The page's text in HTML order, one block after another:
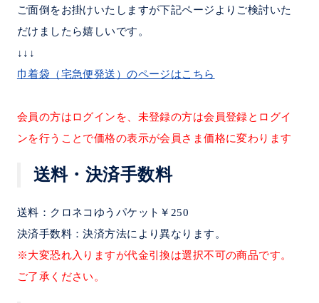
ご面倒をお掛けいたしますが下記ページよりご検討いた
だけましたら嬉しいです。
↓↓↓
巾着袋（宅急便発送）のページはこちら
会員の方はログインを、未登録の方は会員登録とログイ
ンを行うことで価格の表示が会員さま価格に変わります
送料・決済手数料
送料：クロネコゆうパケット￥250
決済手数料：決済方法により異なります。
※大変恐れ入りますが代金引換は選択不可の商品です。
ご了承ください。